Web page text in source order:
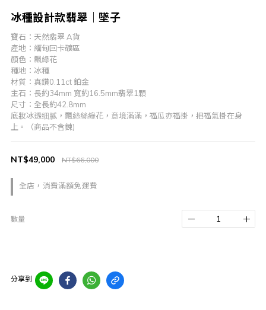
冰種設計款翡翠｜墜子
寶石：天然翡翠 A貨
產地：緬甸回卡礦區
顏色：飄綠花
種地：冰種
材質：真鑽0.11ct 鉑金
主石：長約34mm 寬約16.5mm翡翠1顆
尺寸：全長約42.8mm
底妝冰透细腻，飄絲絲綠花，意境滿滿，福瓜亦福掛，把福氣掛在身
上。（商品不含鍊)
全店，消費滿額免運費
NT$66,000
NT$49,000
數量
分享到